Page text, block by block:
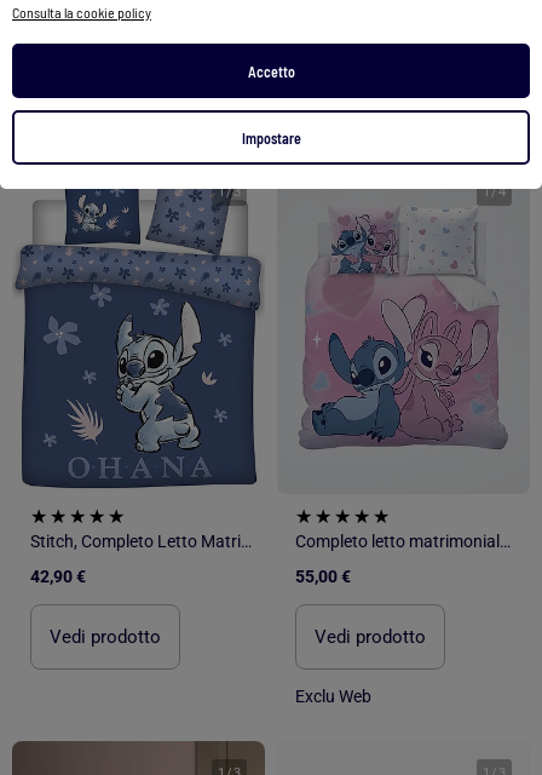
Consulta la cookie policy
Accetto
Impostare
2 colori 2 colori
1/3
Stitch, Completo Letto Matrimoniale Stampato Reversibile 100% Cotone, OHANA
42,90 €
Vedi prodotto
1/4
Completo letto matrimoniale 240 x 220 cm 'Stitch e Angel'
55,00 €
Vedi prodotto
Exclu Web